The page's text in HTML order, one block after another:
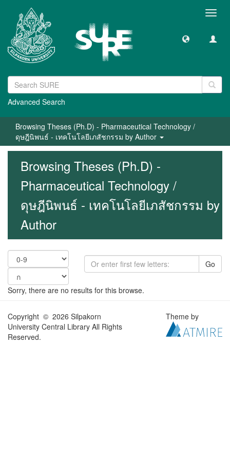
Advanced Search
Browsing Theses (Ph.D) - Pharmaceutical Technology /
ดุษฎีนิพนธ์ - เทคโนโลยีเภสัชกรรม by Author
Browsing Theses (Ph.D) -
Pharmaceutical Technology /
ดุษฎีนิพนธ์ - เทคโนโลยีเภสัชกรรม by
Author
Go
Sorry, there are no results for this browse.
Copyright © 2026 Silpakorn
University Central Library All Rights
Reserved.
Theme by